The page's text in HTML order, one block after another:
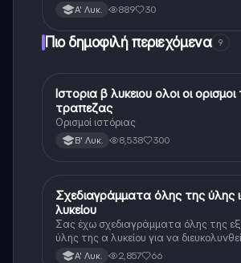
Α' Λυκ. 889 30
Πιο δημοφιλή περιεχόμενα 9
Ιστορία
Ιστορια β λυκειου ολοι οι ορισμοι
τραπεζας
Ορισμοί ιστόριας
Β' Λυκ. 8,538 300
Ιστορία
Σχεδιαγράμματα όλης της ύλης
λυκείου
Σας έχω σχεδιαγράμματα όλης της
ύλης της α λυκείου για να
τεράστιο βάρος του βιβλίου
Α' Λυκ. 2,857 66